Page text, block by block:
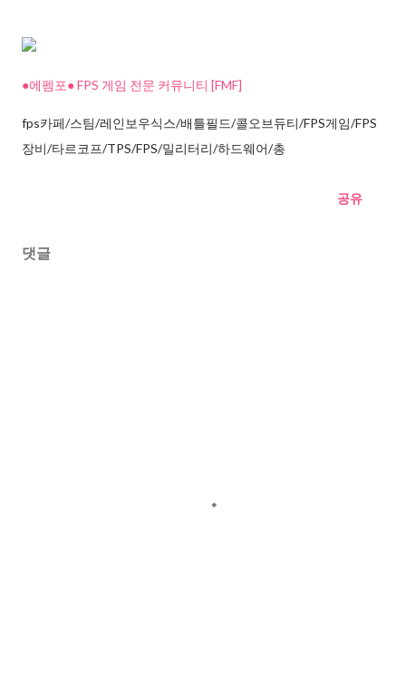
●에펨포● FPS 게임 전문 커뮤니티 [FMF]
fps카페/스팀/레인보우식스/배틀필드/콜오브듀티/FPS게임/FPS
장비/타르코프/TPS/FPS/밀리터리/하드웨어/총
공유
댓글